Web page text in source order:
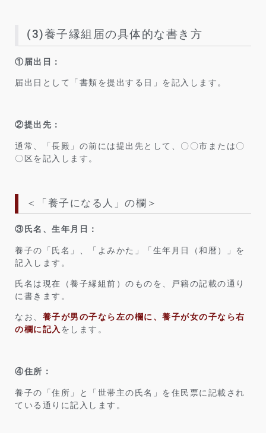
(3)養子縁組届の具体的な書き方
①届出日：
届出日として「書類を提出する日」を記入します。
②提出先：
通常、「長殿」の前には提出先として、〇〇市または〇
〇区を記入します。
＜「養子になる人」の欄＞
③氏名、生年月日：
養子の「氏名」、「よみかた」「生年月日（和暦）」を
記入します。
氏名は現在（養子縁組前）のものを、戸籍の記載の通り
に書きます。
なお、 養子が男の子なら左の欄に、養子が女の子なら右
の欄に記入 をします。
④住所：
養子の「住所」と「世帯主の氏名」を住民票に記載され
ている通りに記入します。